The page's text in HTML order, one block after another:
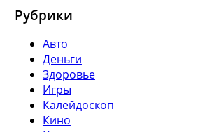
Рубрики
Авто
Деньги
Здоровье
Игры
Калейдоскоп
Кино